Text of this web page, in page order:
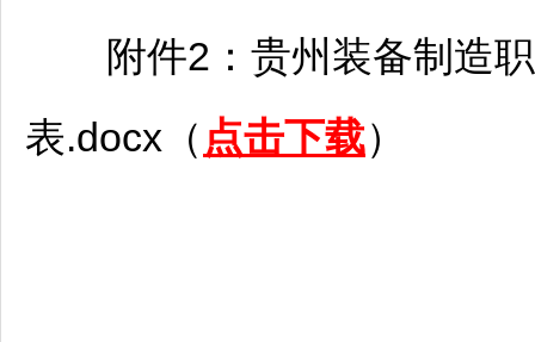
附件2：贵州装备制造职
表.docx（ 点击下载）